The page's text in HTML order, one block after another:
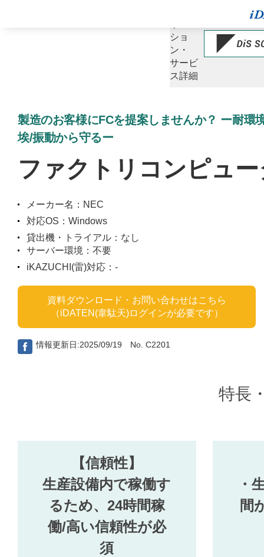
ショ
ン・
サービ
ス詳細
製造のお客様にFCを提案しませんか？ ー耐環
埃/振動から守るー
ファクトリコンピュ
メーカー名：NEC
対応OS：Windows
貸出機・トライアル：なし
サーバー環境：不要
iKAZUCHI(雷)対応：-
資料ダウンロード・お問い合わせはこちら
（iDATEN(韋駄天)ログインが必要です）
情報更新日:2025/09/19 No. C2201
特長
【信頼性】
生産設備内で稼働す
るため、24時間稼
働/高い信頼性が必
須
・
間